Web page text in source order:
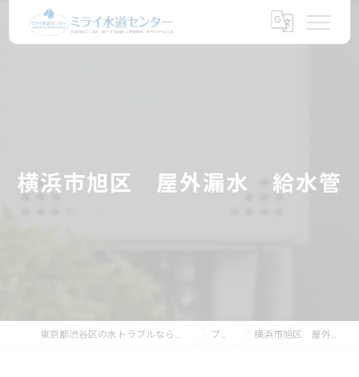
横浜市旭区 屋外漏水 給水管
ブログ 横浜市旭区 屋外漏水 給水管